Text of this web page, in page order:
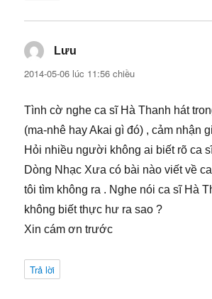
Lưu
2014-05-06 lúc 11:56 chiều
Tình cờ nghe ca sĩ Hà Thanh hát
(ma-nhê hay Akai gì đó) , cảm nhận
Hỏi nhiều người không ai biết rõ ca
Dòng Nhạc Xưa có bài nào viết về
tôi tìm không ra . Nghe nói ca sĩ Hà
không biết thực hư ra sao ?
Xin cám ơn trước
Trả lời